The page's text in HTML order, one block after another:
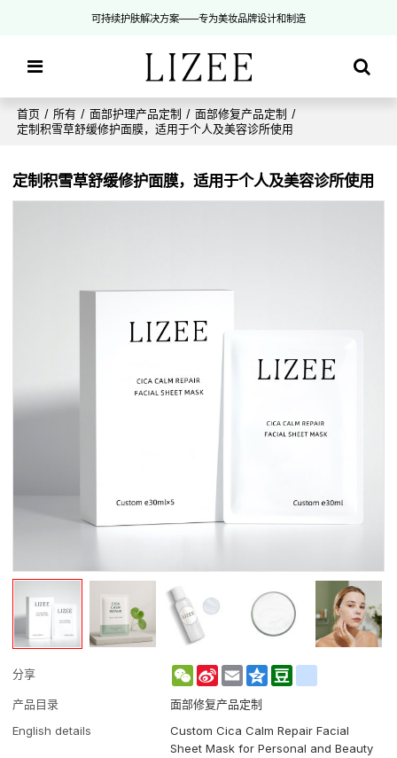
可持续护肤解决方案——专为美妆品牌设计和制造
首页 / 所有 / 面部护理产品定制 / 面部修复产品定制 /
定制积雪草舒缓修护面膜，适用于个人及美容诊所使用
定制积雪草舒缓修护面膜，适用于个人及美容诊所使用
分享 WeChat
Sina
Weibo
Email Qzone
产品目录
面部修复产品定制
English details
Custom Cica Calm Repair Facial
Sheet Mask for Personal and Beauty